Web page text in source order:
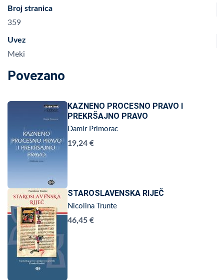
Broj stranica
359
Uvez
Meki
Povezano
KAZNENO PROCESNO PRAVO I
PREKRŠAJNO PRAVO
Damir Primorac
19,24 €
STAROSLAVENSKA RIJEČ
Nicolina Trunte
46,45 €